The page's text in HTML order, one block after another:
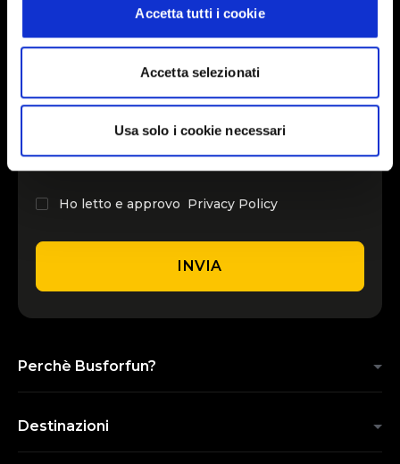
Accetta tutti i cookie
Accetta selezionati
Usa solo i cookie necessari
INSERISCI IL TUO NOME
Ho letto e approvo Privacy Policy
INVIA
Perchè Busforfun?
Destinazioni